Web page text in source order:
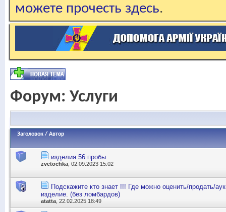
можете прочесть здесь.
Форум: Услуги
Заголовок / Автор
изделия 56 пробы.
zvetochka , 02.09.2023 15:02
Подскажите кто знает !!! Где можно оценить/продать/
изделие. (без ломбардов)
atatta, 22.02.2025 18:49